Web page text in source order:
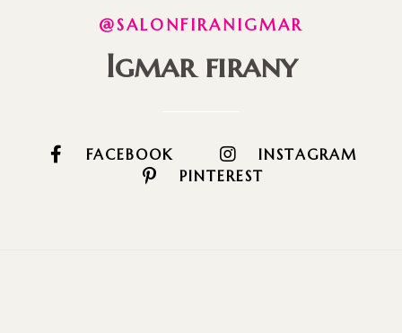
@SALONFIRANIGMAR
Igmar firany
FACEBOOK
INSTAGRAM
PINTEREST